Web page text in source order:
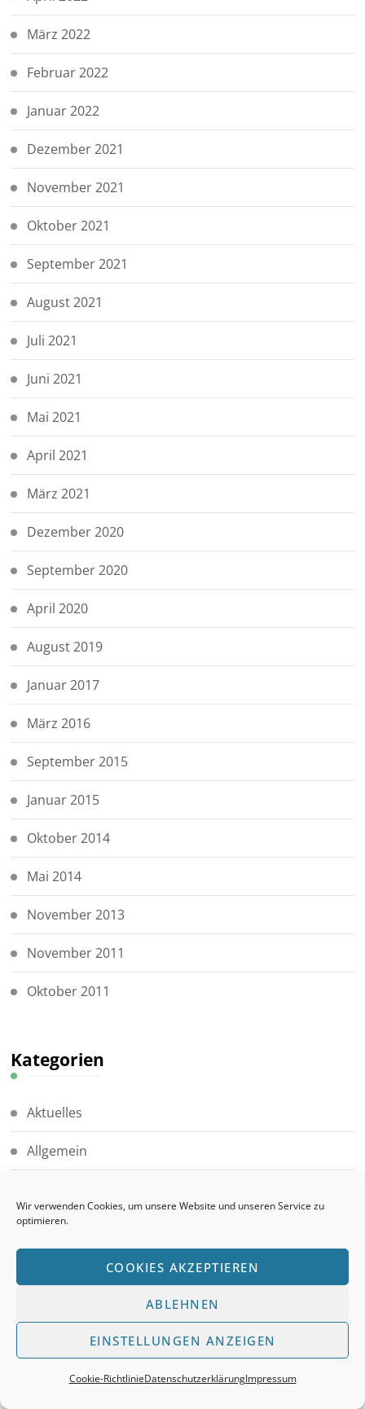
Wir verwenden Cookies, um unsere Website und unseren Service zu
optimieren.
COOKIES AKZEPTIEREN
ABLEHNEN
EINSTELLUNGEN ANZEIGEN
Cookie-RichtlinieDatenschutzerklärungImpressum
März 2022
Februar 2022
Januar 2022
Dezember 2021
November 2021
Oktober 2021
September 2021
August 2021
Juli 2021
Juni 2021
Mai 2021
April 2021
März 2021
Dezember 2020
September 2020
April 2020
August 2019
Januar 2017
März 2016
September 2015
Januar 2015
Oktober 2014
Mai 2014
November 2013
November 2011
Oktober 2011
Kategorien
Aktuelles
Allgemein
Auszeichnungen
Gesellschafter
Gesellschafter_Großräschen
Gesellschafter_Ortrand
Gesellschafter_Schwarzheide